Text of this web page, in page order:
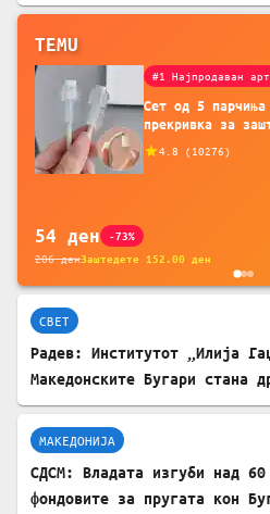
TEMU
#1 Најпродаван
Сет од 5
прекривка за
додатоци за
батерија, за
4.8 ( 10276)
54 ден -73%
206денЗаштедете 152.00 ден
СВЕТ
Радев: Институтот „Илија
Македонските Бугари стана
МАКЕДОНИЈА
СДСМ: Владата изгуби над
фондовите за пругата кон